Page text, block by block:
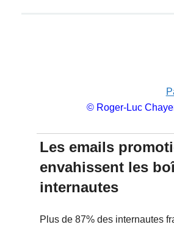
© Roger-Luc
Les emails
envahissent les
internautes
Plus de 87% des internautes